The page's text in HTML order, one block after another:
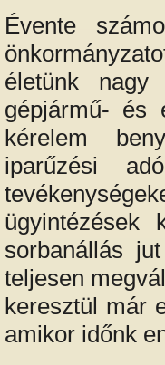
Évente
életünk nagy
gépjármű- és
kérelem
iparűzési
ügyintézések
sorbanállás
teljesen
keresztül már
amikor időnk